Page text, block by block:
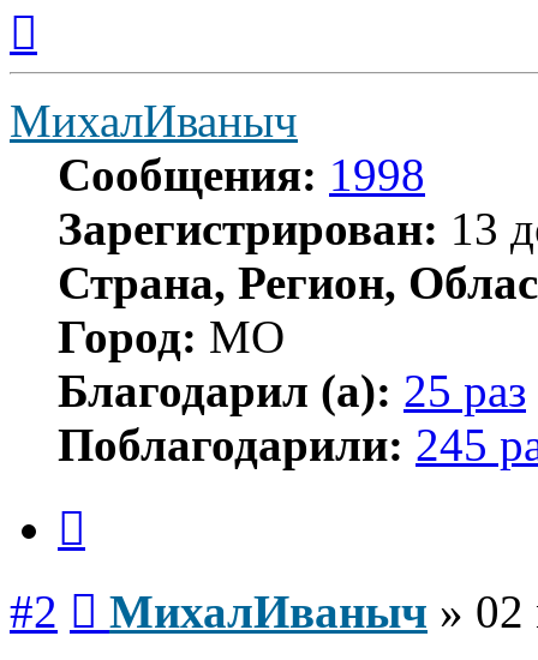
началу
МихалИваныч
Сообщения: 1998
Зарегистрирован: 13
Страна, Регион,
Город: МО
Благодарил (а): 25 раз
Поблагодарили: 245
#2 МихалИваныч » 02